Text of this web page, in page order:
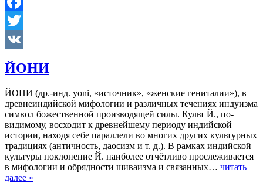
Facebook
Twitter
ЙОНИ
ЙОНИ (др.-инд. yoni, «источник», «женские гениталии»), в
древнеиндийской мифологии и различных течениях индуизма
символ божественной производящей силы. Культ Й., по-
видимому, восходит к древнейшему периоду индийской
истории, находя себе параллели во многих других культурных
традициях (античность, даосизм и т. д.). В рамках индийской
культуры поклонение Й. наиболее отчётливо прослеживается
в мифологии и обрядности шиваизма и связанных… читать
далее »